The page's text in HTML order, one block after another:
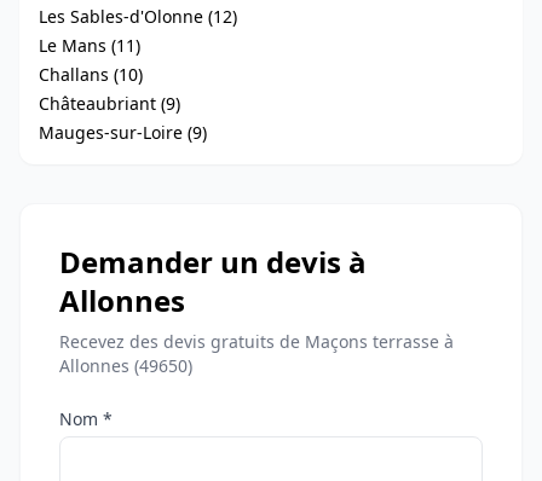
Les Sables-d'Olonne (12)
Le Mans (11)
Challans (10)
Châteaubriant (9)
Mauges-sur-Loire (9)
Demander un devis à
Allonnes
Recevez des devis gratuits de Maçons terrasse à
Allonnes (49650)
Nom *